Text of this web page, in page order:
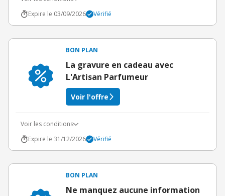
Expire le 03/09/2026
Vérifié
BON PLAN
La gravure en cadeau avec
L'Artisan Parfumeur
Voir l'offre
Voir les conditions
Expire le 31/12/2026
Vérifié
BON PLAN
Ne manquez aucune information